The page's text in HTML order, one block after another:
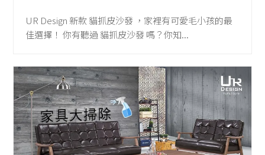
UR Design 新款 貓抓皮沙發 ，家裡有可愛毛小孩的最
佳選擇！ 你有聽過 貓抓皮沙發 嗎？你知...